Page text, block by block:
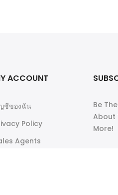
ACCOUNT
ชีของฉัน
Policy
Agents
Be
About
More!